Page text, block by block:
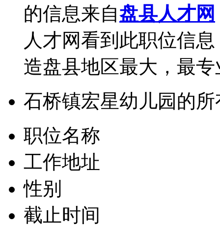
的信息来自盘县人才网
人才网看到此职位信
造盘县地区最大，最专
石桥镇宏星幼儿园的
职位名称
工作地址
性别
截止时间